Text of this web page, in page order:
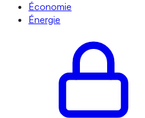
Économie
Énergie